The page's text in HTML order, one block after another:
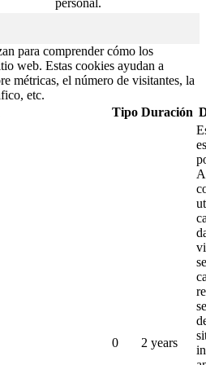
personal.
para comprender cómo los
web. Estas cookies ayudan a
métricas, el número de visitantes, la
etc.
Tipo Duración
0 2 years